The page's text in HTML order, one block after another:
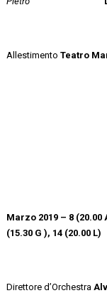
AllestimentoTeatro
Marzo 2019 – 8 (20.00
(15.30 G ), 14 (20.00 L)
Direttore d’Orchestra